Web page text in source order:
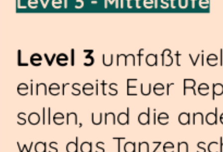
Level 3 umfaßt
einerseits Euer
sollen, und die
was das Tanzen